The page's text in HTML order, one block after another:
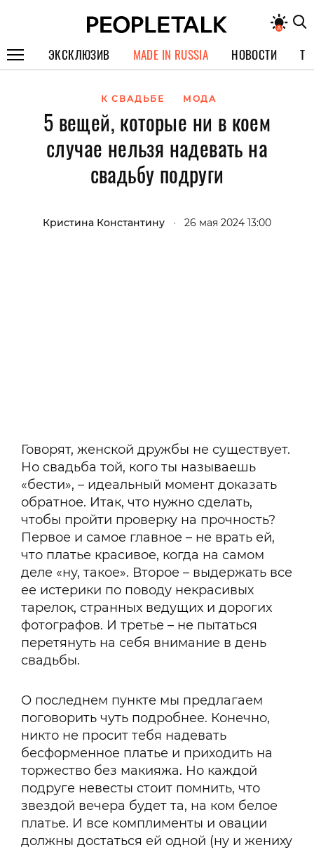
ЭКСКЛЮЗИВ
СПЕЦПРОЕКТЫ
ИНТЕРВЬЮ
ПОКОЛЕНИЕ
MADE IN RUSSIA НОВОСТИ
К СВАДЬБЕ МОДА
5 вещей, которые ни в коем
случае нельзя надевать на
свадьбу подруги
Кристина Константину • 26 мая 2024 13:00
Говорят, женской дружбы не существует.
Но свадьба той, кого ты называешь
«бести», – идеальный момент доказать
обратное. Итак, что нужно сделать,
чтобы пройти проверку на прочность?
Первое и самое главное – не врать ей,
что платье красивое, когда на самом
деле «ну, такое». Второе – выдержать все
ее истерики по поводу некрасивых
тарелок, странных ведущих и дорогих
фотографов. И третье – не пытаться
перетянуть на себя внимание в день
свадьбы.
О последнем пункте мы предлагаем
поговорить чуть подробнее. Конечно,
никто не просит тебя надевать
бесформенное платье и приходить на
торжество без макияжа. Но каждой
подруге невесты стоит помнить, что
звездой вечера будет та, на ком белое
платье. И все комплименты и овации
должны достаться ей одной (ну и жениху